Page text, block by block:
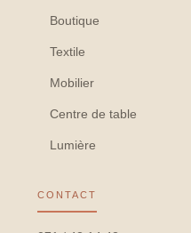
Boutique
Textile
Mobilier
Centre de table
Lumière
CONTACT